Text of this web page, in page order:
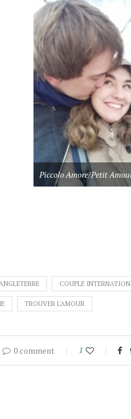
Piccolo Amore/Petit
COUPLE
TROUVER L'AMOUR
0 comment 1